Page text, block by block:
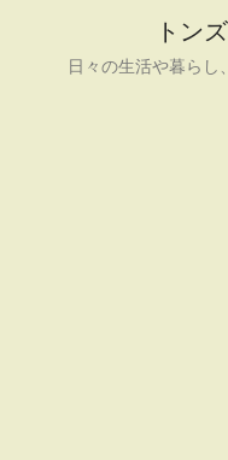
トン
日々の生活や暮らし